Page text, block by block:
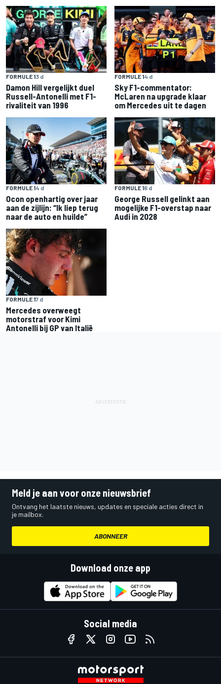
FORMULE 13 d
Damon Hill vergelijkt duel
Russell-Antonelli met F1-
rivaliteit van 1996
FORMULE 14 d
Sky F1-commentator:
McLaren na upgrade klaar
om Mercedes uit te dagen
FORMULE 14 d
Ocon openhartig over jaar
aan de zijlijn: “Ik liep terug
naar de auto en huilde”
FORMULE 16 d
George Russell gelinkt aan
mogelijke F1-overstap naar
Audi in 2028
FORMULE 17 d
Mercedes overweegt
motorstraf voor Kimi
Antonelli bij GP van Italië
Meld je aan voor onze nieuwsbrief
Ontvang het laatste nieuws, updates en speciale acties direct in
je mailbox.
ABONNEER
Download onze app
Social media